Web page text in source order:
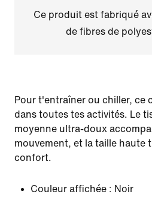
Ce produit est fabriqué
de fibres de
Pour t'entraîner ou chiller, ce
dans toutes tes activités. Le
moyenne ultra-doux
mouvement, et la taille haute
confort.
Couleur affichée : Noir